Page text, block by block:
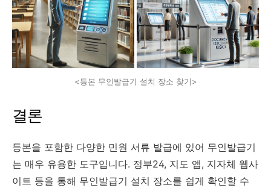
<등본 무인발급기 설치 장소 찾기>
결론
등본을 포함한 다양한 민원 서류 발급에 있어 무인발급기
는 매우 유용한 도구입니다. 정부24, 지도 앱, 지자체 웹사
이트 등을 통해 무인발급기 설치 장소를 쉽게 확인할 수